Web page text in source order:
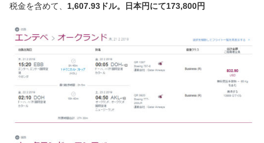
税金を含めて、 1,607.93ドル。日本円にて173,800円